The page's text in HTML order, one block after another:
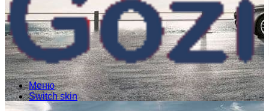
Меню
Switch skin